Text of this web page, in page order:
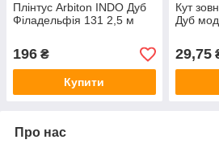
Плінтус Arbiton INDO Дуб
Філадельфія 131 2,5 м
196 ₴
Купити
Кут
Дуб
29,75
Про нас